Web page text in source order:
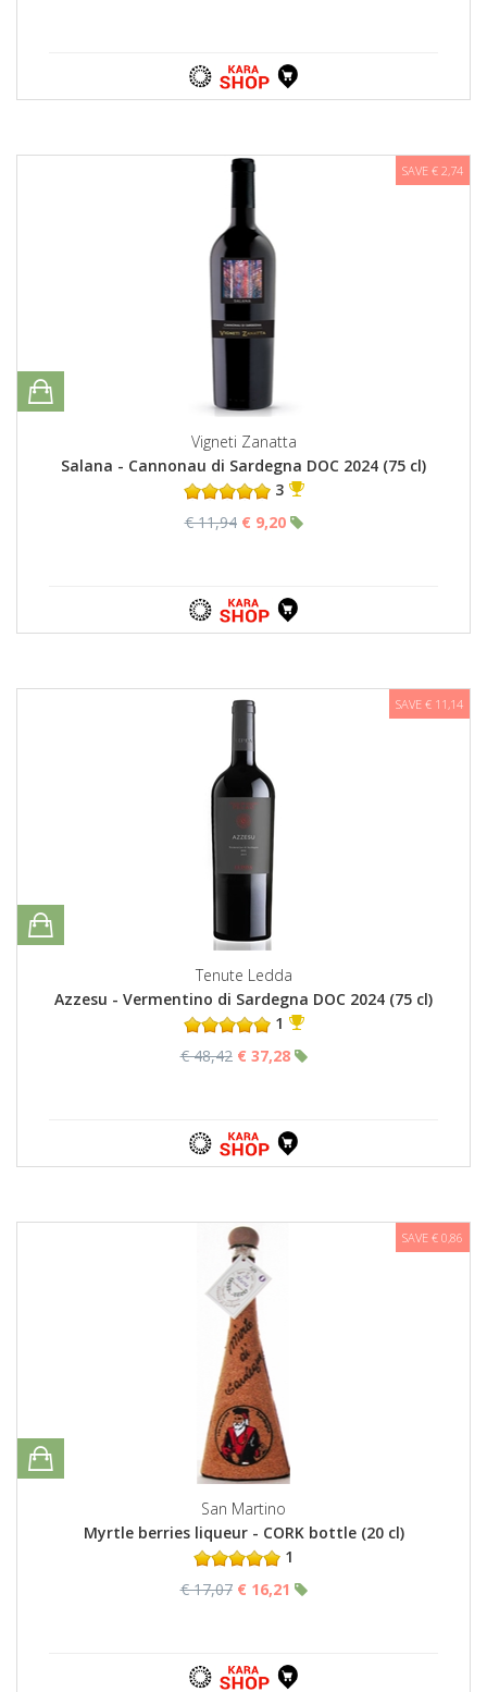
SAVE € 2,74
Vigneti Zanatta
Salana - Cannonau di Sardegna DOC 2024 (75 cl)
3
€ 11,94 € 9,20
SAVE € 11,14
Tenute Ledda
Azzesu - Vermentino di Sardegna DOC 2024 (75 cl)
1
€ 48,42 € 37,28
SAVE € 0,86
San Martino
Myrtle berries liqueur - CORK bottle (20 cl)
1
€ 17,07 € 16,21